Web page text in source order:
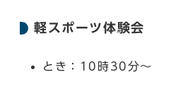
軽スポーツ体験会
とき：10時30分〜